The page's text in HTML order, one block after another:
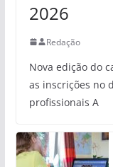
2026
Redação
Nova edição do
as inscrições no
profissionais A